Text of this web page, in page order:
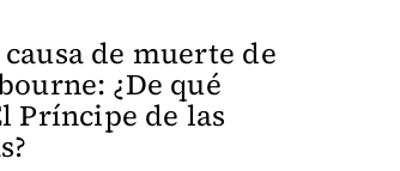
de muerte de
¿De qué
Príncipe de las